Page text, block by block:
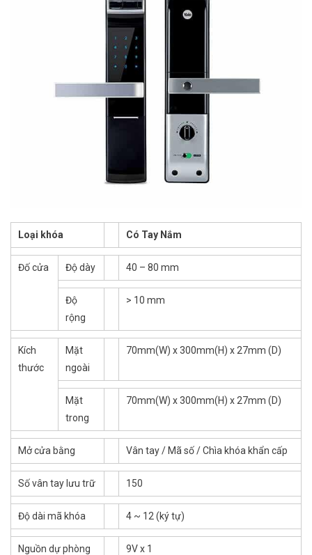
Loại khóa Có Tay Nắm
Đố cửa Độ dày 40 – 80 mm
Độ
rộng
> 10 mm
Kích
thước
Mặt
ngoài
70mm(W) x 300mm(H) x 27mm (D)
Mặt
trong
70mm(W) x 300mm(H) x 27mm (D)
Mở cửa bằng Vân tay / Mã số / Chìa khóa khẩn cấp
Số vân tay lưu trữ 150
Độ dài mã khóa 4 ~ 12 (ký tự)
Nguồn dự phòng 9V x 1